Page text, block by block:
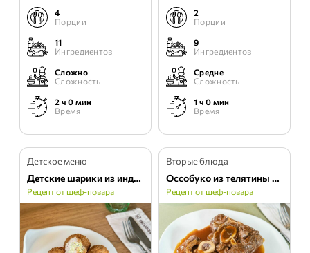
4
Порции
11
Ингредиентов
Сложно
Сложность
2 ч 0 мин
Время
2
Порции
9
Ингредиентов
Средне
Сложность
1 ч 0 мин
Время
Детское меню
Детские шарики из индейки с начинкой
Рецепт от шеф-повара
Вторые блюда
Оссобуко из телятины с овощами
Рецепт от шеф-повара